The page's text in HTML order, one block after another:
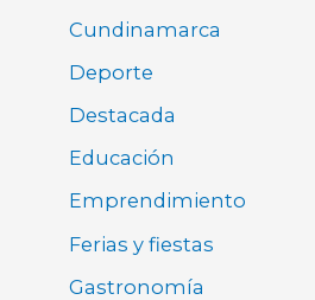
Cundinamarca
Deporte
Destacada
Educación
Emprendimiento
Ferias y fiestas
Gastronomía